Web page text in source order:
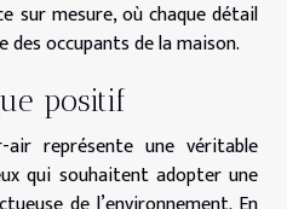
sur mesure, où chaque détail
occupants de la maison.
positif
représente une véritable
qui souhaitent adopter une